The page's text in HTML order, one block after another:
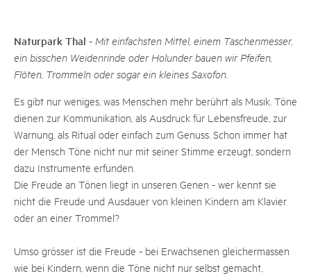
Naturpark Thal - Mit einfachsten Mittel, einem Taschenmesser,
ein bisschen Weidenrinde oder Holunder bauen wir Pfeifen,
Flöten, Trommeln oder sogar ein kleines Saxofon.
Es gibt nur weniges, was Menschen mehr berührt als Musik. Töne
dienen zur Kommunikation, als Ausdruck für Lebensfreude, zur
Warnung, als Ritual oder einfach zum Genuss. Schon immer hat
der Mensch Töne nicht nur mit seiner Stimme erzeugt, sondern
dazu Instrumente erfunden.
Die Freude an Tönen liegt in unseren Genen - wer kennt sie
nicht die Freude und Ausdauer von kleinen Kindern am Klavier
oder an einer Trommel?
Umso grösser ist die Freude - bei Erwachsenen gleichermassen
wie bei Kindern, wenn die Töne nicht nur selbst gemacht,